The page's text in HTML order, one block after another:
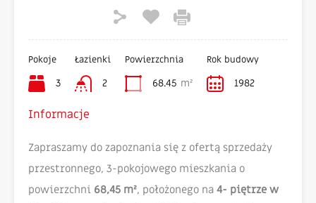
Pokoje
3
Łazienki
2
Powierzchnia
68.45 m²
Rok budowy
1982
Informacje
Zapraszamy do zapoznania się z ofertą sprzedaży
przestronnego, 3-pokojowego mieszkania o
powierzchni 68,45 m², położonego na 4- piętrze w